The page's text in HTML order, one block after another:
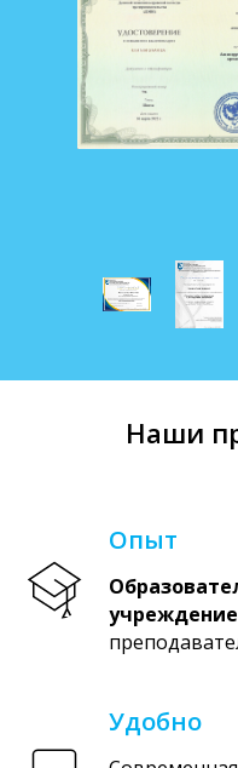
Наши
Опыт
учреждение
Удобно